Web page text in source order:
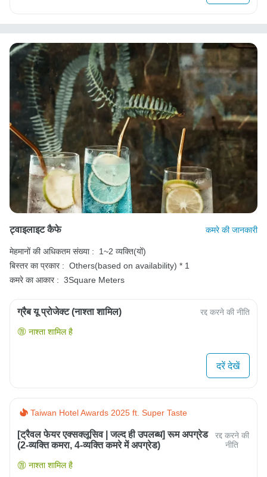
ट्वाइलाइट कैफे कमरे की जानकारी
मेहमानों की अधिकतम संख्या :
1~2 व्यक्ति(यों)
बिस्तर का प्रकार : Others(based on availability) * 1
कमरे का आकार : 3Square Meters
ग्रैब यू प्रोजेक्ट (नाश्ता शामिल) रद्द करने की नीति
नाश्ता शामिल है
दरें देखें
Taiwan Hotel Awards 2025 ft. Super Taste
[ट्रैवल फेयर एक्सक्लूसिव | जल्द ही उपलब्ध] रूम अपग्रेड
(2-व्यक्ति कमरा, 4-व्यक्ति कमरे में अपग्रेड)
रद्द करने की
नीति
नाश्ता शामिल है